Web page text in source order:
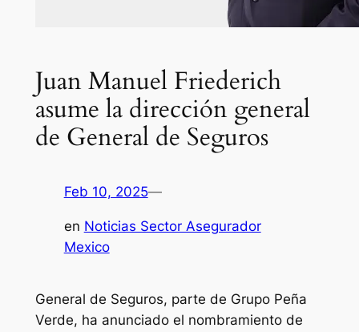
Juan Manuel Friederich
asume la dirección general
de General de Seguros
Feb 10, 2025—
en Noticias Sector Asegurador
Mexico
General de Seguros, parte de Grupo Peña
Verde, ha anunciado el nombramiento de